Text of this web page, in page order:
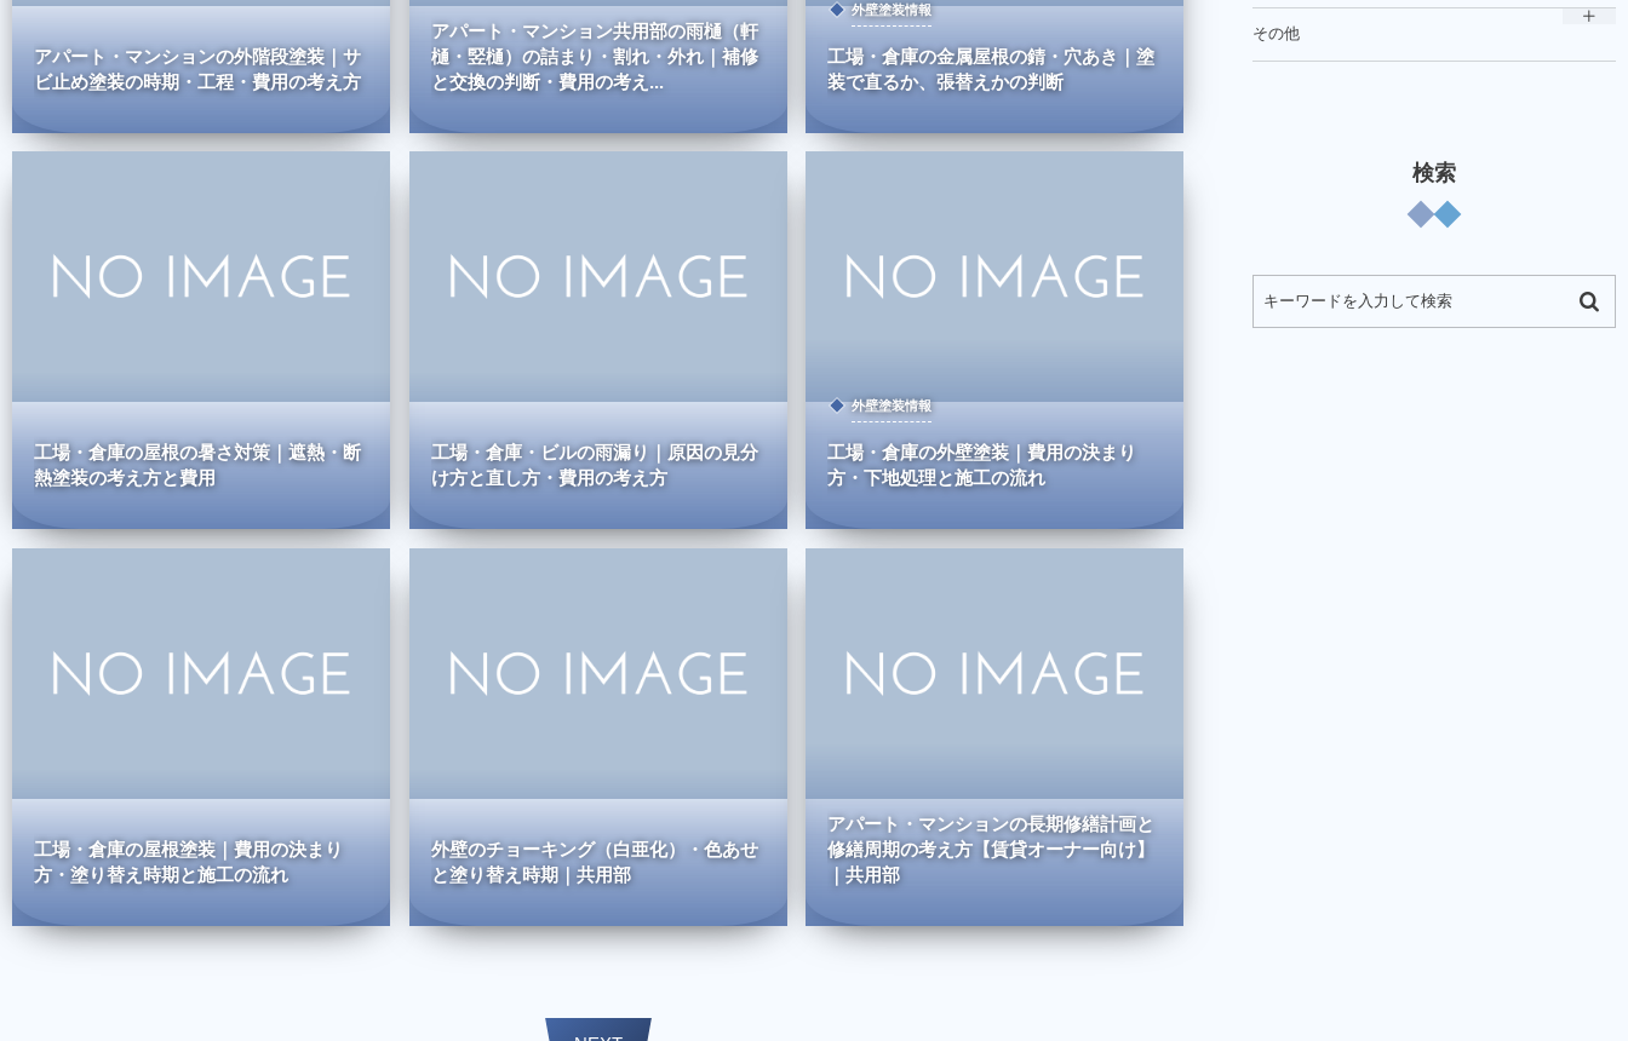
アパート・マンションの外階段塗装｜サ
ビ止め塗装の時期・工程・費用の考え方
アパート・マンション共用部の雨樋（軒
樋・竪樋）の詰まり・割れ・外れ｜補修
と交換の判断・費用の考え...
外壁塗装情報
工場・倉庫の金属屋根の錆・穴あき｜塗
装で直るか、張替えかの判断
工場・倉庫の屋根の暑さ対策｜遮熱・断
熱塗装の考え方と費用
工場・倉庫・ビルの雨漏り｜原因の見分
け方と直し方・費用の考え方
外壁塗装情報
工場・倉庫の外壁塗装｜費用の決まり
方・下地処理と施工の流れ
工場・倉庫の屋根塗装｜費用の決まり
方・塗り替え時期と施工の流れ
外壁のチョーキング（白亜化）・色あせ
と塗り替え時期｜共用部
アパート・マンションの長期修繕計画と
修繕周期の考え方【賃貸オーナー向け】
｜共用部
その他
検索